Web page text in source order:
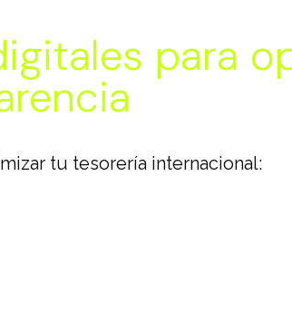
para
tu tesorería internacional: